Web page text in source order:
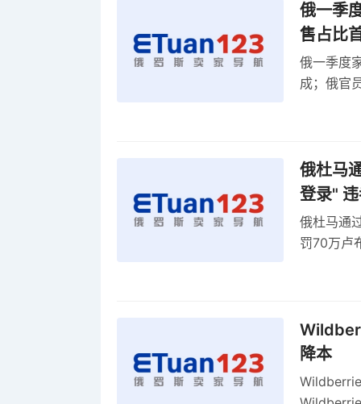
俄一季
售占比
俄一季度
成；俄官
俄杜马
登录"
俄杜马通
罚70万卢
降本